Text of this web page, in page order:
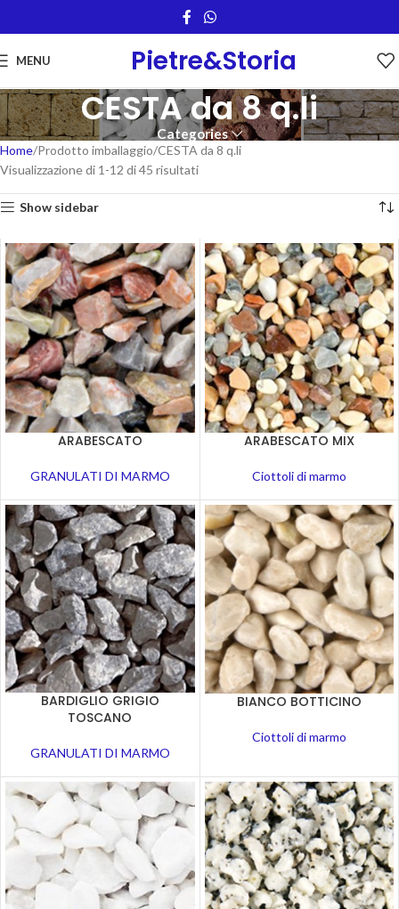
MENU Pietre&Storia
CESTA da 8 q.li
Categories
Home Prodotto imballaggio CESTA da 8 q.li
Visualizzazione di 1-12 di 45 risultati
Show sidebar
ARABESCATO
GRANULATI DI MARMO
ARABESCATO MIX
Ciottoli di marmo
BARDIGLIO GRIGIO
TOSCANO
GRANULATI DI MARMO
BIANCO BOTTICINO
Ciottoli di marmo